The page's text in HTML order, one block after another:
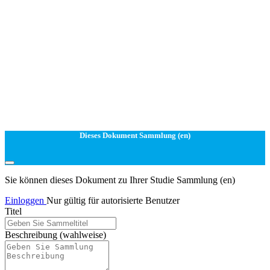
Dieses Dokument Sammlung (en)
Sie können dieses Dokument zu Ihrer Studie Sammlung (en)
Einloggen Nur gültig für autorisierte Benutzer
Titel
Beschreibung (wahlweise)